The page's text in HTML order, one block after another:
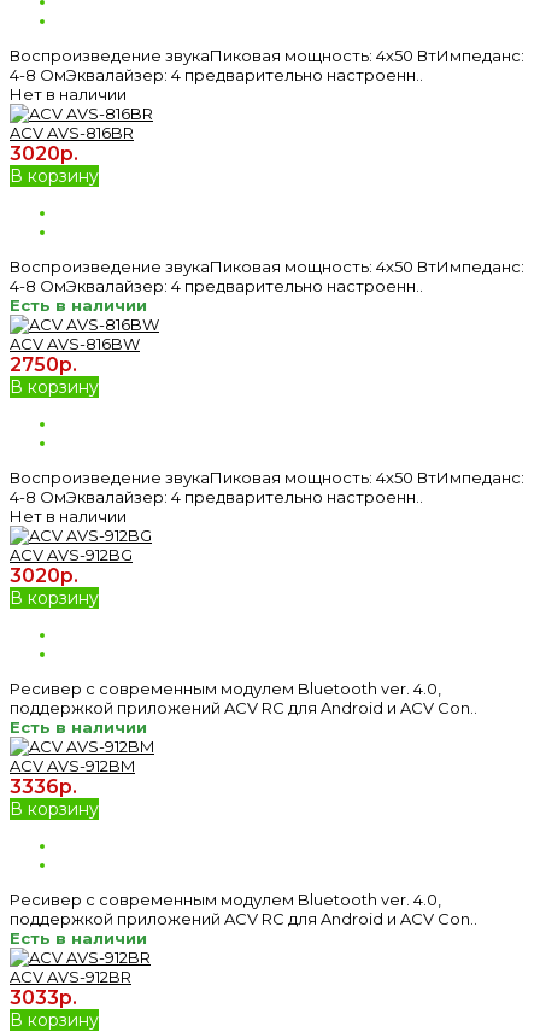
Воспроизведение звукаПиковая мощность: 4х50 ВтИмпеданс:
4-8 ОмЭквалайзер: 4 предварительно настроенн..
Нет в наличии
ACV AVS-816BR
3020р.
В корзину
Воспроизведение звукаПиковая мощность: 4х50 ВтИмпеданс:
4-8 ОмЭквалайзер: 4 предварительно настроенн..
Есть в наличии
ACV AVS-816BW
2750р.
В корзину
Воспроизведение звукаПиковая мощность: 4х50 ВтИмпеданс:
4-8 ОмЭквалайзер: 4 предварительно настроенн..
Нет в наличии
ACV AVS-912BG
3020р.
В корзину
Ресивер с современным модулем Bluetooth ver. 4.0,
поддержкой приложений ACV RC для Android и ACV Con..
Есть в наличии
ACV AVS-912BM
3336р.
В корзину
Ресивер с современным модулем Bluetooth ver. 4.0,
поддержкой приложений ACV RC для Android и ACV Con..
Есть в наличии
ACV AVS-912BR
3033р.
В корзину